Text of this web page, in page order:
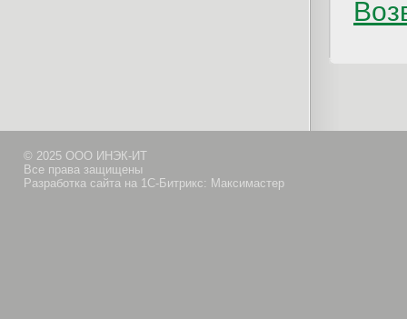
© 2025 ООО ИНЭК-ИТ
Все права защищены
Разработка сайта на 1С-Битрикс: Максимастер